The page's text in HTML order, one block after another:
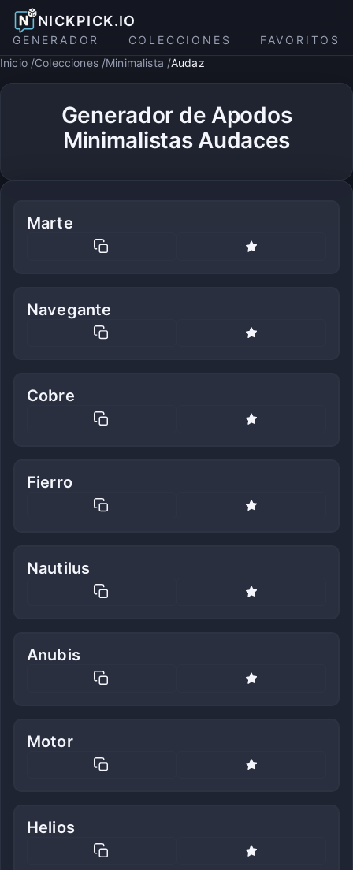
NICKPICK.IO
GENERADOR COLECCIONES
FAVORITOS
Inicio Colecciones Minimalista Audaz
Generador de Apodos
Minimalistas Audaces
Marte
Navegante
Cobre
Fierro
Nautilus
Anubis
Motor
Helios